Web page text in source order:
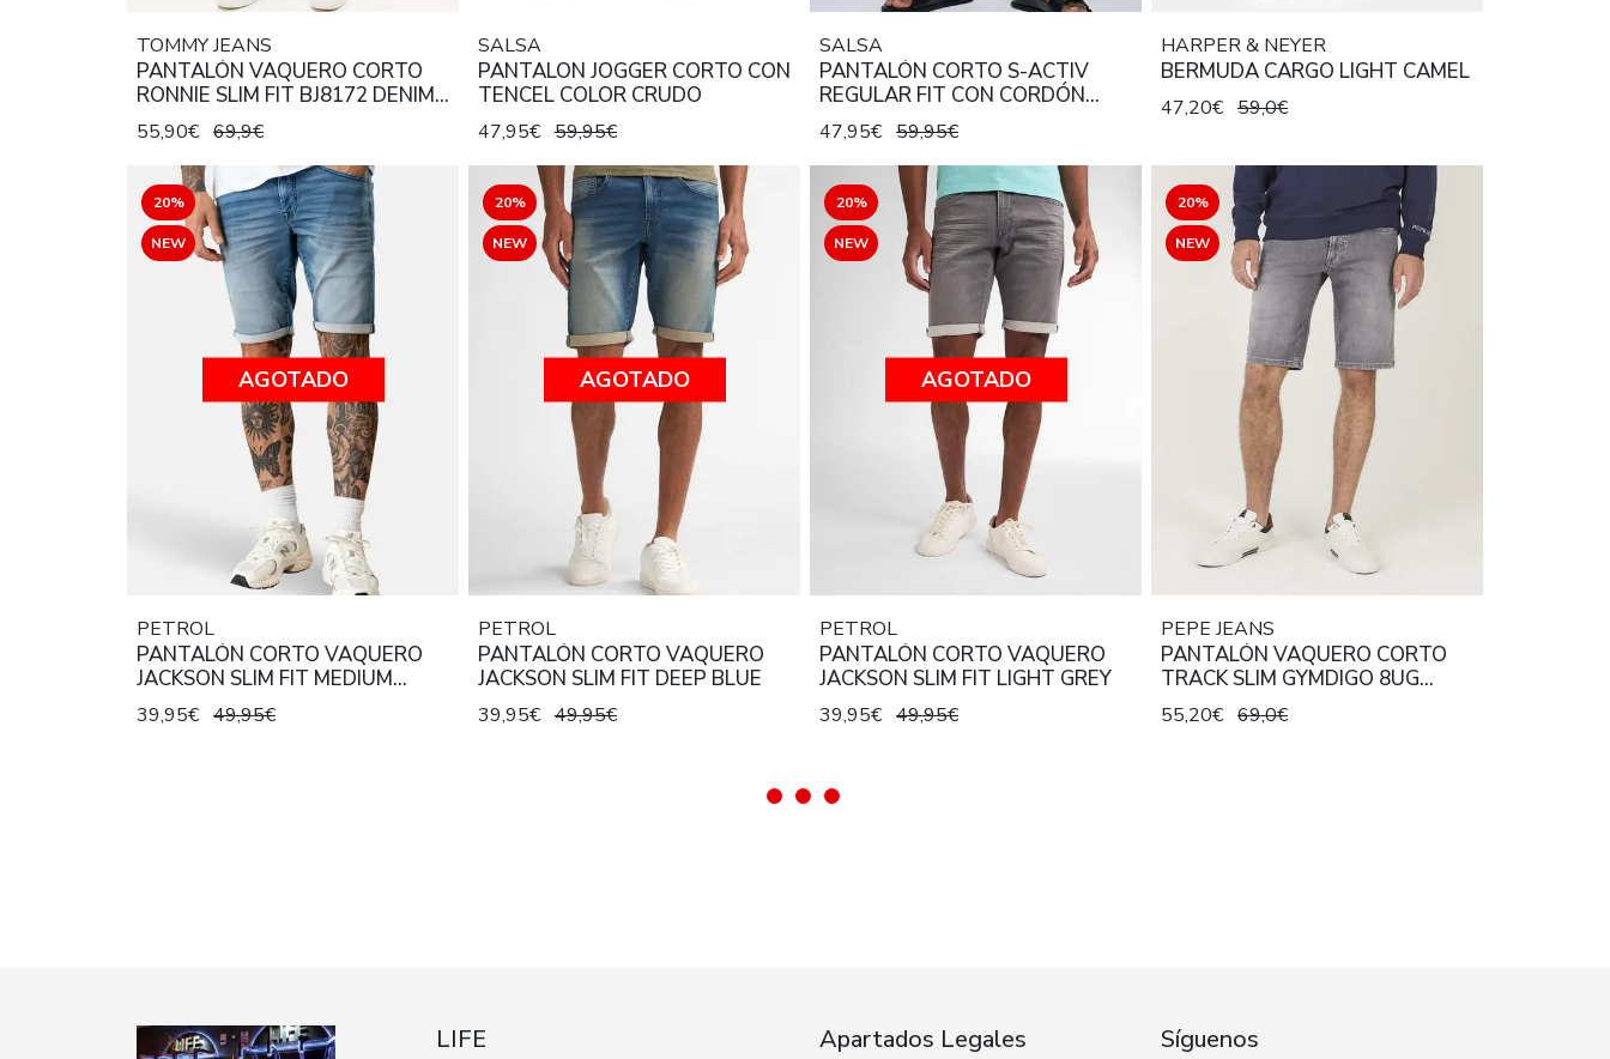
TOMMY JEANS
PANTALÓN VAQUERO CORTO
RONNIE SLIM FIT BJ8172 DENIM
GREY
55,90€ 69,9€
SALSA
PANTALON JOGGER CORTO CON
TENCEL COLOR CRUDO
47,95€ 59,95€
SALSA
PANTALÓN CORTO S-ACTIV
REGULAR FIT CON CORDÓN
COLOR BLANCO
47,95€ 59,95€
HARPER & NEYER
BERMUDA CARGO LIGHT CAMEL
47,20€ 59,0€
20%
NEW
AGOTADO
PETROL
PANTALÓN CORTO VAQUERO
JACKSON SLIM FIT MEDIUM
INDIGO
39,95€ 49,95€
20%
NEW
AGOTADO
PETROL
PANTALÓN CORTO VAQUERO
JACKSON SLIM FIT DEEP BLUE
39,95€ 49,95€
20%
NEW
AGOTADO
PETROL
PANTALÓN CORTO VAQUERO
JACKSON SLIM FIT LIGHT GREY
39,95€ 49,95€
20%
NEW
PEPE JEANS
PANTALÓN VAQUERO CORTO
TRACK SLIM GYMDIGO 8UG
DENIM GRIS
55,20€ 69,0€
LIFE Apartados Legales Síguenos